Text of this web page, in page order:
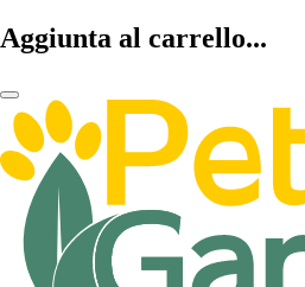
Aggiunta al carrello...